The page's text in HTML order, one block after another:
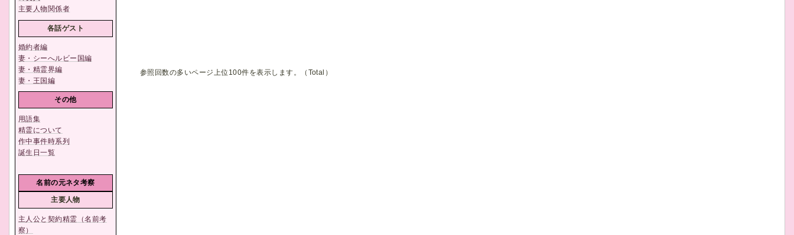
参照回数の多いページ上位100件を表示します。（Total）
主要人物関係者
各話ゲスト
婚約者編
妻・シーへルビー国編
妻・精霊界編
妻・王国編
その他
用語集
精霊について
作中事件時系列
誕生日一覧
名前の元ネタ考察
主要人物
主人公と契約精霊（名前考
察）